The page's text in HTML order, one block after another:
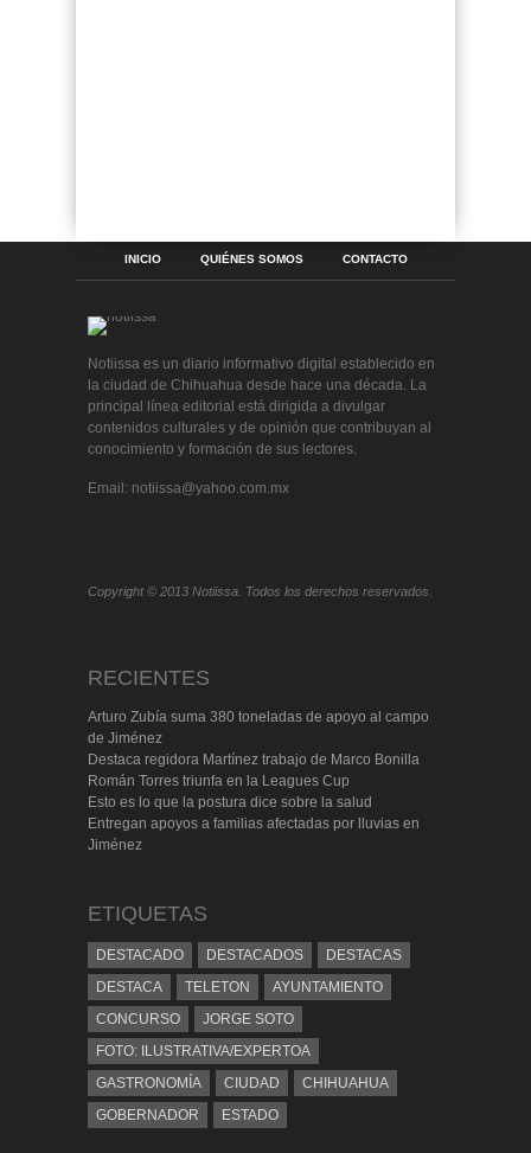
INICIO QUIÉNES SOMOS CONTACTO
Notiissa es un diario informativo digital establecido en
la ciudad de Chihuahua desde hace una década. La
principal línea editorial está dirigida a divulgar
contenidos culturales y de opinión que contribuyan al
conocimiento y formación de sus lectores.
Email: notiissa@yahoo.com.mx
Copyright © 2013 Notiissa. Todos los derechos reservados.
RECIENTES
Arturo Zubía suma 380 toneladas de apoyo al campo
de Jiménez
Destaca regidora Martínez trabajo de Marco Bonilla
Román Torres triunfa en la Leagues Cup
Esto es lo que la postura dice sobre la salud
Entregan apoyos a familias afectadas por lluvias en
Jiménez
ETIQUETAS
DESTACADO DESTACADOS
DESTACAS
DESTACA
TELETON
AYUNTAMIENTO
CONCURSO
JORGE SOTO
FOTO: ILUSTRATIVA/EXPERTOA
GASTRONOMÍA
CIUDAD
CHIHUAHUA
GOBERNADOR
ESTADO